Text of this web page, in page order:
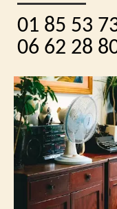
01 85 53
06 62 28